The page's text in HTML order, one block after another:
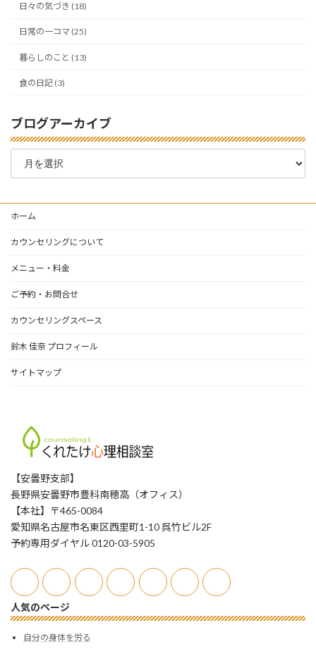
日々の気づき (18)
日常の一コマ (25)
暮らしのこと (13)
食の日記 (3)
ブログアーカイブ
ブ
グ
ー
カ
ブ
ホーム
カウンセリングについて
メニュー・料金
ご予約・お問合せ
カウンセリングスペース
鈴木 佳奈 プロフィール
サイトマップ
【安曇野支部】
長野県安曇野市豊科南穂高（オフィス）
【本社】〒465-0084
愛知県名古屋市名東区西里町1-10 呉竹ビル2F
予約専用ダイヤル 0120-03-5905
人気のページ
自分の身体を労る